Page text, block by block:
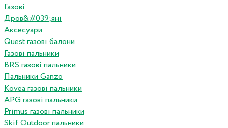
Газові
Дров&#039;яні
Аксесуари
Quest газові балони
Газові пальники
BRS газові пальники
Пальники Ganzo
Kovea газові пальники
APG газові пальники
Primus газові пальники
Skif Outdoor пальники